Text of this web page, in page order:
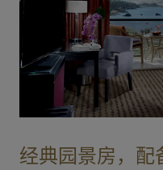
经典园景房，配